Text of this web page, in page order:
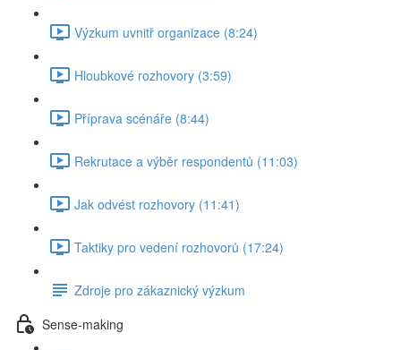
Výzkum uvnitř organizace (8:24)
Hloubkové rozhovory (3:59)
Příprava scénáře (8:44)
Rekrutace a výběr respondentů (11:03)
Jak odvést rozhovory (11:41)
Taktiky pro vedení rozhovorů (17:24)
Zdroje pro zákaznický výzkum
Sense-making